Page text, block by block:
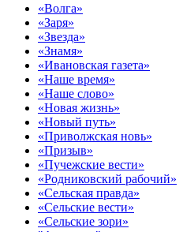
«Волга»
«Заря»
«Звезда»
«Знамя»
«Ивановская газета»
«Наше время»
«Наше слово»
«Новая жизнь»
«Новый путь»
«Приволжская новь»
«Призыв»
«Пучежские вести»
«Родниковский рабочий»
«Сельская правда»
«Сельские вести»
«Сельские зори»